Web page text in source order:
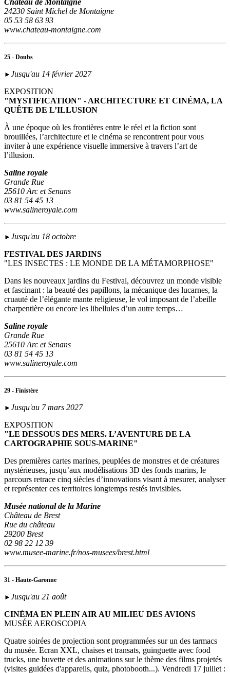
Château de Montaigne
24230 Saint Michel de Montaigne
05 53 58 63 93
www.chateau-montaigne.com
25 - Doubs
► Jusqu'au 14 février 2027
EXPOSITION
"MYSTIFICATION" - ARCHITECTURE ET CINÉMA, LA
QUÊTE DE L’ILLUSION
À une époque où les frontières entre le réel et la fiction sont
brouillées, l’architecture et le cinéma se rencontrent pour vous
inviter à une expérience visuelle immersive à travers l’art de
l’illusion.
Saline royale
Grande Rue
25610 Arc et Senans
03 81 54 45 13
www.salineroyale.com
► Jusqu'au 18 octobre
FESTIVAL DES JARDINS
"LES INSECTES : LE MONDE DE LA MÉTAMORPHOSE"
Dans les nouveaux jardins du Festival, découvrez un monde visible
et fascinant : la beauté des papillons, la mécanique des lucarnes, la
cruauté de l’élégante mante religieuse, le vol imposant de l’abeille
charpentière ou encore les libellules d’un autre temps…
Saline royale
Grande Rue
25610 Arc et Senans
03 81 54 45 13
www.salineroyale.com
29 - Finistère
► Jusqu'au 7 mars 2027
EXPOSITION
"LE DESSOUS DES MERS. L’AVENTURE DE LA
CARTOGRAPHIE SOUS-MARINE"
Des premières cartes marines, peuplées de monstres et de créatures
mystérieuses, jusqu’aux modélisations 3D des fonds marins, le
parcours retrace cinq siècles d’innovations visant à mesurer, analyser
et représenter ces territoires longtemps restés invisibles.
Musée national de la Marine
Château de Brest
Rue du château
29200 Brest
02 98 22 12 39
www.musee-marine.fr/nos-musees/brest.html
31 - Haute-Garonne
► Jusqu'au 21 août
CINÉMA EN PLEIN AIR AU MILIEU DES AVIONS
MUSÉE AEROSCOPIA
Quatre soirées de projection sont programmées sur un des tarmacs
du musée. Ecran XXL, chaises et transats, guinguette avec food
trucks, une buvette et des animations sur le thème des films projetés
(visites guidées d'appareils, quiz, photobooth...). Vendredi 17 juillet :